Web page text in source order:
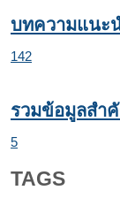
บทความแนะ
142
รวมข้อมูลสำ
5
TAGS